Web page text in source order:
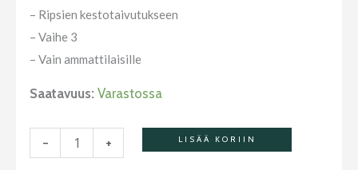
– Ripsien kestotaivutukseen
– Vaihe 3
– Vain ammattilaisille
Saatavuus: Varastossa
- + LISÄÄ KORIIN